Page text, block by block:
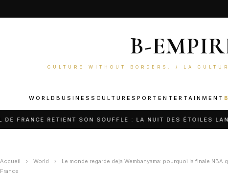
B-
CULTURE WITHOUT BORDERS. / LA
WORLD BUSINESS CULTURE SPORT ENTERTAINMENT
RETIENT SON SOUFFLE : LA NUIT DES ÉTOILES LANCE UNE
Accueil › World ›
Le monde regarde deja Wembanyama: pourquoi la finale
France